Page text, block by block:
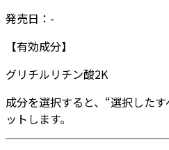
発売日： -
【有効成分】
グリチルリチン酸2K
成分を選択すると、“選択した
ットします。